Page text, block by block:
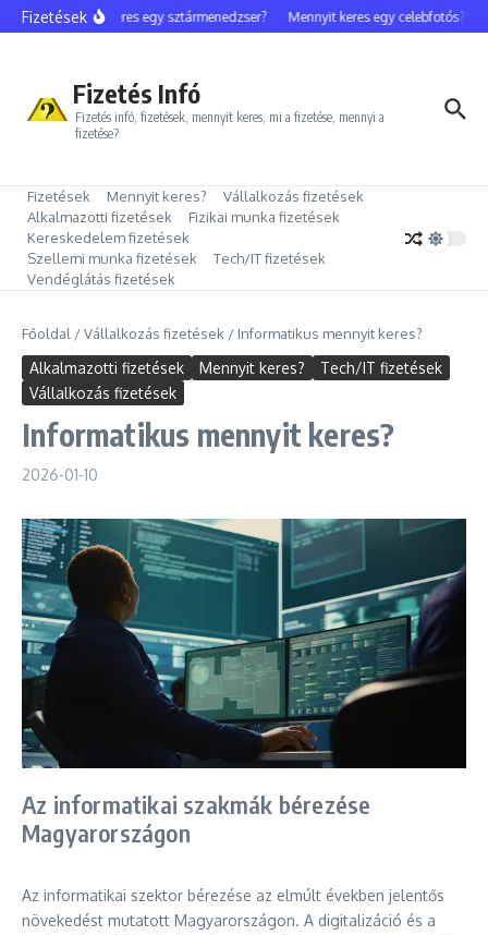
Ugrás a tartalomhoz
Fizetések
Mennyit keres egy sztármenedzser? Mennyit keres egy celebfotós?
Fizetés Infó
Fizetés infó, fizetések, mennyit keres, mi a fizetése, mennyi a
fizetése?
Fizetések Mennyit keres?
Vállalkozás fizetések
Alkalmazotti fizetések
Fizikai munka fizetések
Kereskedelem fizetések
Szellemi munka fizetések
Tech/IT fizetések
Vendéglátás fizetések
Főoldal /Vállalkozás fizetések / Informatikus mennyit keres?
Alkalmazotti fizetések Mennyit keres?
Tech/IT fizetések
Vállalkozás fizetések
Informatikus mennyit keres?
2026-01-10
Az informatikai szakmák bérezése
Magyarországon
Az informatikai szektor bérezése az elmúlt években jelentős
növekedést mutatott Magyarországon. A digitalizáció és a